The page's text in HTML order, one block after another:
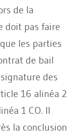
de la
doit pas faire
les parties
de bail
des
16 alinéa 2
1 CO. Il
la conclusion